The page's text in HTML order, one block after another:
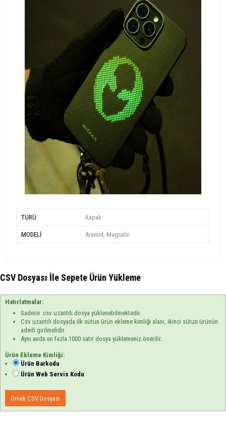
TÜRÜ Kapak
MODELİ Aramid, Magsafe
CSV Dosyası İle Sepete Ürün Yükleme
Hatırlatmalar:
Sadece .csv uzantılı dosya yüklenebilmektedir.
Csv uzantılı dosyada ilk sütun ürün ekleme kimliği alanı, ikinci sütun ürünün
adedi girilmelidir.
Aynı anda en fazla 1000 satır dosya yüklemeniz önerilir.
Ürün Ekleme Kimliği:
Ürün Barkodu
Ürün Web Servis Kodu
Örnek CSV Dosyası